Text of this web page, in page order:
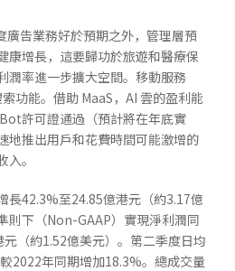
廣告業務好於預期之外，管理層預
康增長，這要歸功於旅遊和醫療保
潤率進一步擴大空間。移動服務
索功能。借助 MaaS，AI 雲的盈利能
許可證通過（預計將在年底實
地推出用戶和花費時間可能激增的
。
長42.3%至24.85億港元（約3.17億
則下（Non-GAAP）實現淨利潤同
（約1.52億美元）。第二季度日均
2022年同期增加18.3%。總成交量